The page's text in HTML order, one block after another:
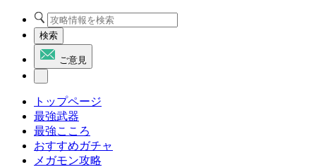
検索
ご意見
トップページ
最強武器
最強こころ
おすすめガチャ
メガモン攻略